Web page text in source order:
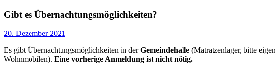
Gibt es Übernachtungsmöglichkeiten?
20. Dezember 2021
Es gibt Übernachtungsmöglichkeiten in derGemeindehalle (Matratzenlager, bitte
Wohnmobilen). Eine vorherige Anmeldung ist nicht nötig.